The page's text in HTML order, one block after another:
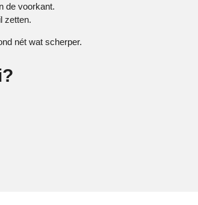
de voorkant.
zetten.
nét wat scherper.